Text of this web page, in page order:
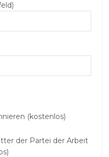
(kostenlos)
der Partei der Arbeit